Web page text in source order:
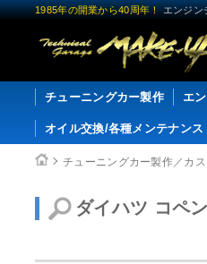
1985年の開業から40周年！エンジン
チューニングカー製作 エ
オイル交換/各種メンテナンス
チューニングカー製作／カ
ダイハツ コペン